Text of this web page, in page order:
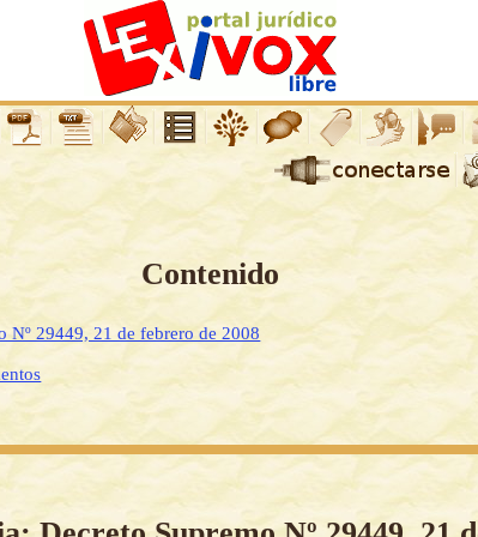
Contenido
Nº 29449, 21 de febrero de 2008